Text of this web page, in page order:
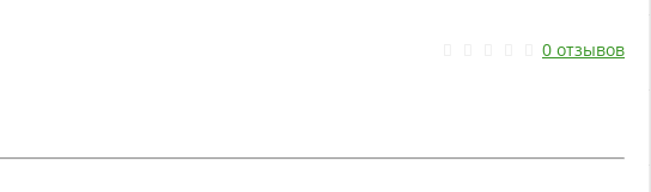
0 отзывов